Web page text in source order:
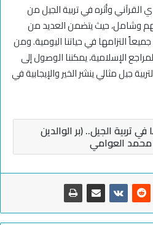
القرآني وأثره في تربية الجيل من
وشامل، حيث يتضمن العديد من
التزامها في حياتنا اليومية. ومن
الإسلامية، يمكننا الوصول إلى
جيل مثالي ينشر الخير والإيجابية في
في تربية الجيل.. (بر الوالدين
محمد العوامي